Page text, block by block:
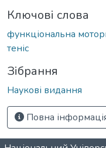
Ключові слова
функціональна
теніс
Зібрання
Наукові видання
Повна